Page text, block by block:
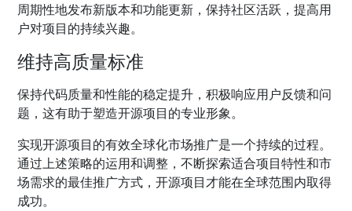
周期性地发布新版本和功能更新，保持社区活跃，提高用
户对项目的持续兴趣。
维持高质量标准
保持代码质量和性能的稳定提升，积极响应用户反馈和问
题，这有助于塑造开源项目的专业形象。
实现开源项目的有效全球化市场推广是一个持续的过程。
通过上述策略的运用和调整，不断探索适合项目特性和市
场需求的最佳推广方式，开源项目才能在全球范围内取得
成功。